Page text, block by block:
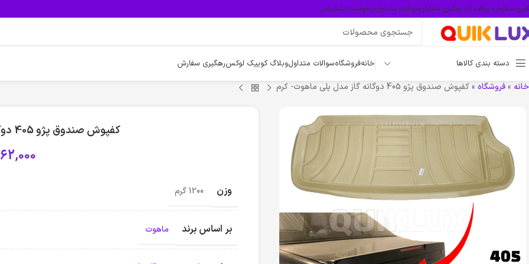
سفارشدریافت کد رهگیری سفارشسوالات متداولدرخواست پشتیبانی
دسته بندی کالاها خانهفروشگاهسوالات متداولوبلاگ کوییک لوکسرهگیری سفارش
خانه »فروشگاه »کفپوش صندوق پژو 405 دوگانه گاز مدل پلی ماهوت- کرم
کفپوش صندوق پژو 405 دوگانه گاز مدل پلی ماهوت- کرم
وزن 1200 گرم
بر اساس برند ماهوت